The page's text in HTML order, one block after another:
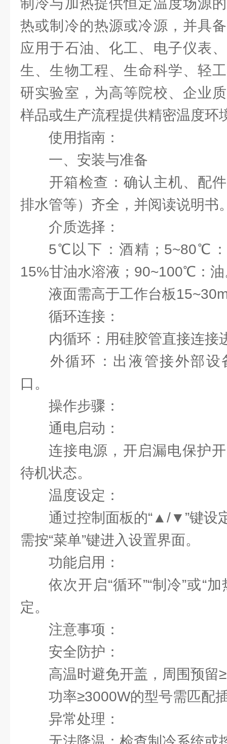
制冷与加热提供恒定温度场源
热或制冷的热源或冷源，并具
应用于石油、化工、电子仪表
生、生物工程、生命科学、轻
研实验室，为高等院校、企业
样品或生产流程提供精密温度环
使用指南：
一、安装与准备‌
开箱检查‌：确认主机、配
排水管等）齐全，并阅读说明书‌
‌介质选择‌：
‌5℃以下‌：酒精；‌5~80℃‌
15%甘油水溶液；‌90~100℃‌：
液面需高于工作台板
‌循环连接‌：
内循环‌：用硅胶管直接连接
外循环‌：出液管接外部设
口‌。
操作步骤‌：
‌通电启动‌：
连接电源，开启漏电保护
待机状态‌。
‌温度设定‌：
通过控制面板的“▲/▼”键设
需按“菜单”键进入设置界面‌。
‌功能启用‌：
依次开启“循环”“制冷”或“
定‌。
注意事项‌：
‌安全防护‌：
高温时避免开盖，周围预留
功率≥3000W的型号需匹配
‌异常处理‌：